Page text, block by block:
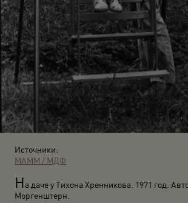
Источники:
МАММ / МДФ
На даче у Тихона Хренникова. 1971 год.
Моргенштерн.